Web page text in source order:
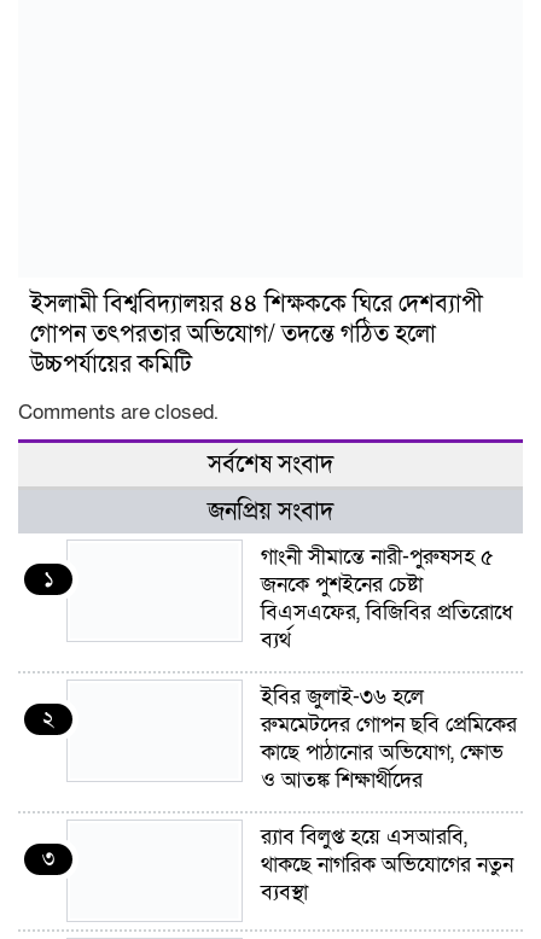
ইসলামী বিশ্ববিদ্যালয়র ৪৪ শিক্ষককে ঘিরে দেশব্যাপী
গোপন তৎপরতার অভিযোগ/ তদন্তে গঠিত হলো
উচ্চপর্যায়ের কমিটি
Comments are closed.
সর্বশেষ সংবাদ
জনপ্রিয় সংবাদ
১
গাংনী সীমান্তে নারী-পুরুষসহ ৫
জনকে পুশইনের চেষ্টা
বিএসএফের, বিজিবির প্রতিরোধে
ব্যর্থ
২
ইবির জুলাই-৩৬ হলে
রুমমেটদের গোপন ছবি প্রেমিকের
কাছে পাঠানোর অভিযোগ, ক্ষোভ
ও আতঙ্ক শিক্ষার্থীদের
৩
র‍্যাব বিলুপ্ত হয়ে এসআরবি,
থাকছে নাগরিক অভিযোগের নতুন
ব্যবস্থা